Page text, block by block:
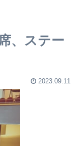
、ステー
2023.09.11